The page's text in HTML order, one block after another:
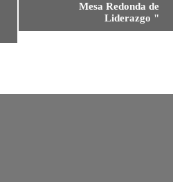
Mesa Redonda de
Liderazgo "